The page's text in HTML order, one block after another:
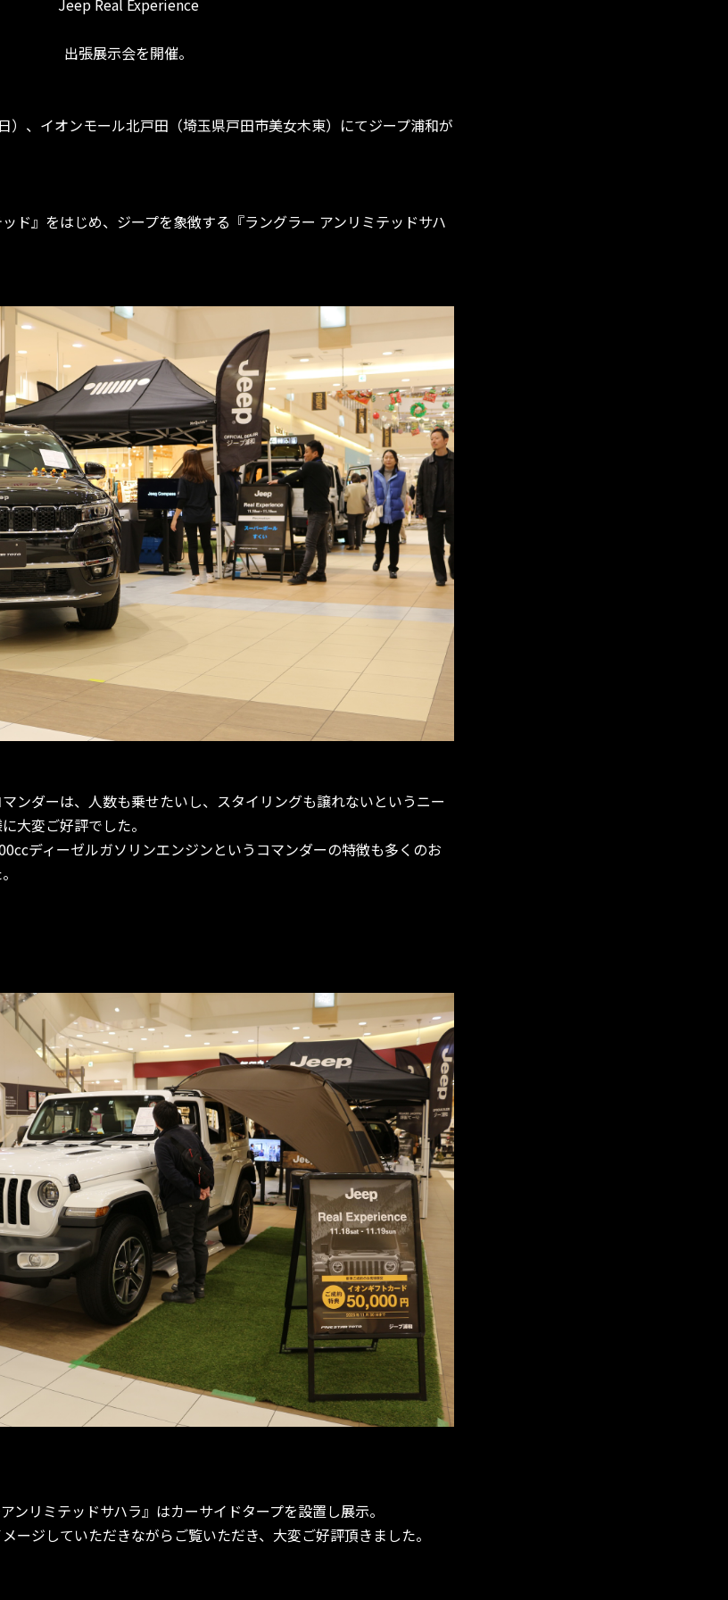
Jeep Real Experience
出張展示会を開催。
、イオンモール北戸田（埼玉県戸田市美女木東）にてジープ浦和が
ド』をはじめ、ジープを象徴する『ラングラー アンリミテッドサハ
ンダーは、人数も乗せたいし、スタイリングも譲れないというニー
大変ご好評でした。
ディーゼルガソリンエンジンというコマンダーの特徴も多くのお
ンリミテッドサハラ』はカーサイドタープを設置し展示。
ージしていただきながらご覧いただき、大変ご好評頂きました。